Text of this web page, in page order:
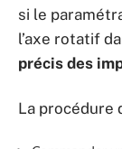
si le
l’axe rotatif
précis des
La procédure